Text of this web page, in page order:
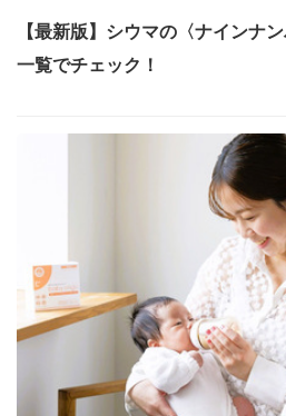
【最新版】シウマの〈ナインナ
一覧でチェック！